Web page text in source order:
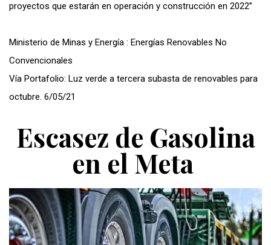
proyectos que estarán en operación y construcción en 2022”
Ministerio de Minas y Energía : Energías Renovables No
Convencionales
Vía Portafolio: Luz verde a tercera subasta de renovables para
octubre. 6/05/21
Escasez de Gasolina
en el Meta